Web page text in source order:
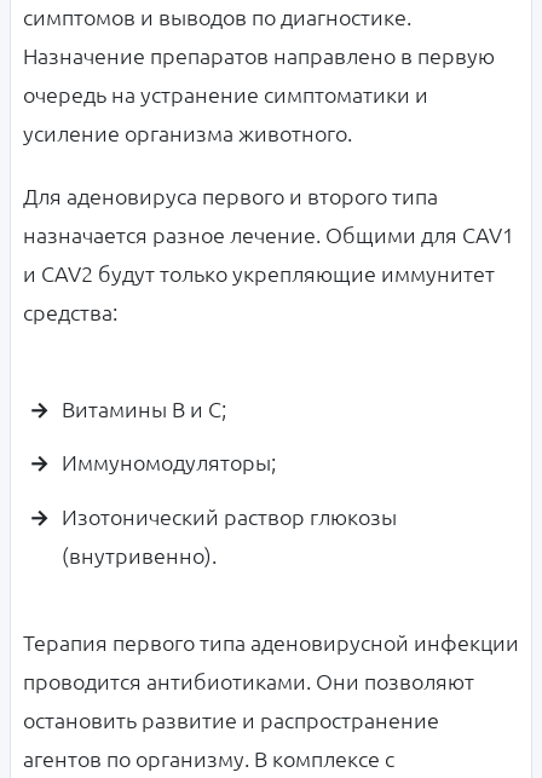
симптомов и выводов по диагностике.
Назначение препаратов направлено в первую
очередь на устранение симптоматики и
усиление организма животного.
Для аденовируса первого и второго типа
назначается разное лечение. Общими для CAV1
и CAV2 будут только укрепляющие иммунитет
средства:
Витамины B и C;
Иммуномодуляторы;
Изотонический раствор глюкозы
(внутривенно).
Терапия первого типа аденовирусной инфекции
проводится антибиотиками. Они позволяют
остановить развитие и распространение
агентов по организму. В комплексе с